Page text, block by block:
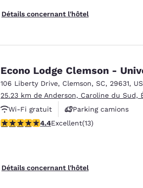
Détails concernant l'hôtel
Econo Lodge Clemson -
106 Liberty Drive, Clemson, SC, 29631, US
25.23 km de Anderson, Caroline du Sud,
Wi-Fi gratuit
Parking camions
4.38 étoiles. Excellent. 13 commentaires
4.4Excellent(13)
Détails concernant l'hôtel